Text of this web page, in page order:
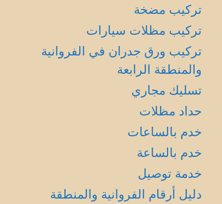
تركيب مضخة
تركيب مظلات سيارات
تركيب ورق جدران في الفروانية
والمنطقة الرابعة
تسليك مجاري
حداد مظلات
خدم بالساعات
خدم بالساعة
خدمة توصيل
دليل أرقام الفروانية والمنطقة